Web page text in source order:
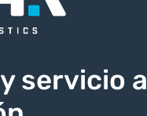
servicio a